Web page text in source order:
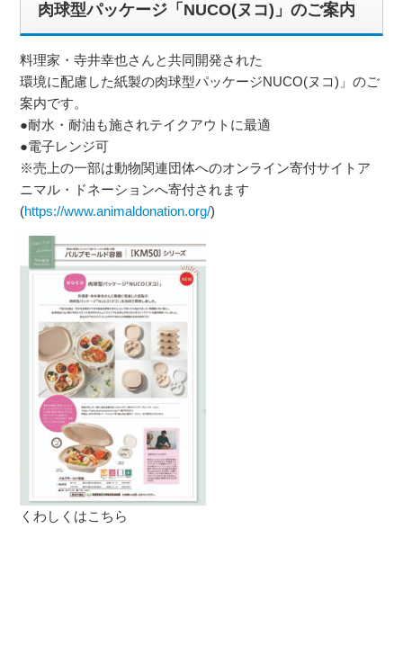
肉球型パッケージ「NUCO(ヌコ)」のご案内
料理家・寺井幸也さんと共同開発された
環境に配慮した紙製の肉球型パッケージNUCO(ヌコ)」のご
案内です。
●耐水・耐油も施されテイクアウトに最適
●電子レンジ可
※売上の一部は動物関連団体へのオンライン寄付サイトア
ニマル・ドネーションへ寄付されます
(https://www.animaldonation.org/)
くわしくはこちら